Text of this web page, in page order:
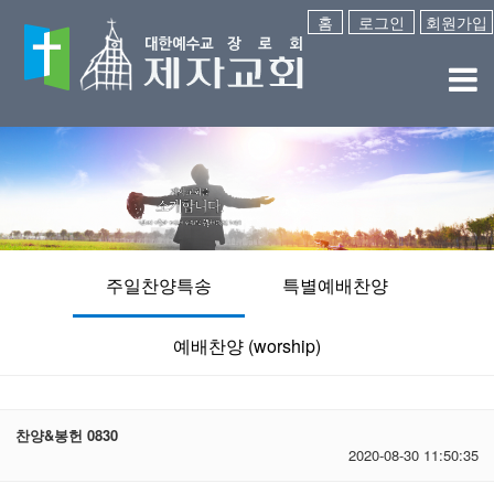
홈 로그인 회원가입
주일찬양특송 특별예배찬양
예배찬양 (worship)
찬양&봉헌 0830
2020-08-30 11:50:35